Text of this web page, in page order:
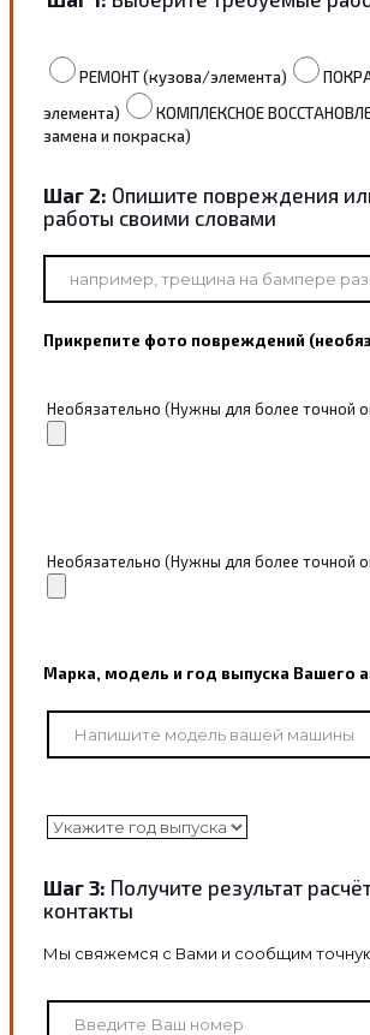
РЕМОНТ (кузова/элемента)
элемента)
КОМПЛЕКСНОЕ
замена и покраска)
Шаг 2: Опишите повреждения
работы своими словами
Прикрепите фото повреждений
Необязательно (Нужны для более точной
Необязательно (Нужны для более точной
Марка, модель и год выпуска Вашего
Шаг 3: Получите результат
контакты
Мы свяжемся с Вами и сообщим